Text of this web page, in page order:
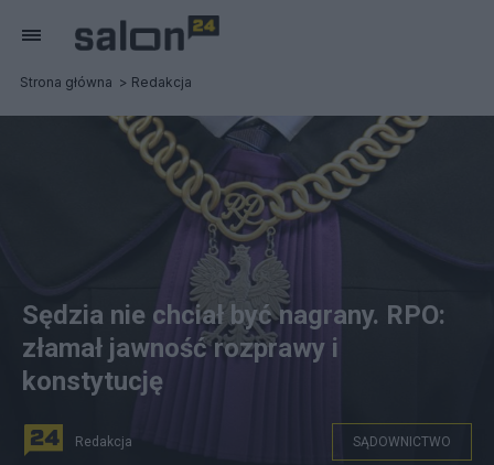
Strona główna Redakcja
Sędzia nie chciał być nagrany. RPO:
złamał jawność rozprawy i
konstytucję
Redakcja SĄDOWNICTWO